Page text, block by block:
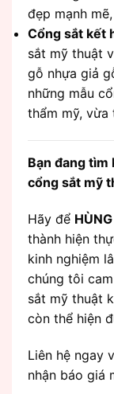
đẹp mạnh
Cổng sắt kết
sắt mỹ thuật
gỗ nhựa giả
những mẫu
thẩm mỹ, vừa
Bạn đang tìm
cổng sắt mỹ
Hãy để
thành hiện
kinh nghiệm
chúng tôi
sắt mỹ thuật
còn thể hiện
Liên hệ ngay
nhận báo giá